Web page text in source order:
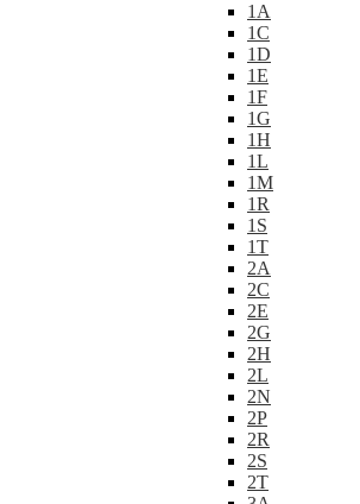
1A
1C
1D
1E
1F
1G
1H
1L
1M
1R
1S
1T
2A
2C
2E
2G
2H
2L
2N
2P
2R
2S
2T